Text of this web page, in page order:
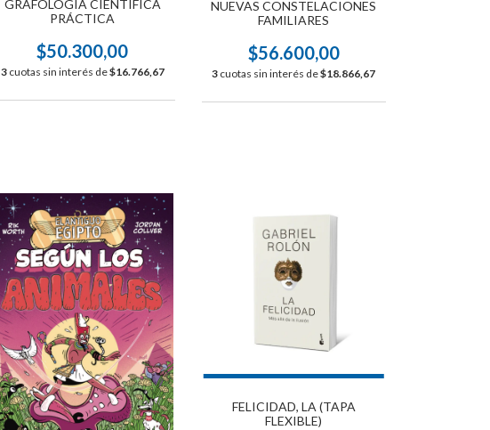
GRAFOLOGÍA CIENTÍFICA
PRÁCTICA
$50.300,00
3 cuotas sin interés de$16.766,67
NUEVAS CONSTELACIONES
FAMILIARES
$56.600,00
3 cuotas sin interés de$18.866,67
FELICIDAD, LA (TAPA
FLEXIBLE)